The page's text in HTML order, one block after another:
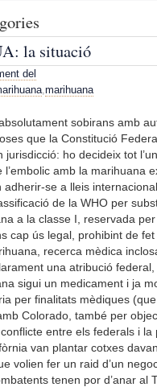
la situació
del
,marihuana
sobirans amb
que la Constitució
ho decideix tot
amb la marihuana
se a lleis
de la WHO per
a la classe I, reservada
cap ús legal, prohibint de
recerca mèdica
una atribució
sigui un medicament i ja
per finalitats mèdiques
Colorado, també per
entre els federals i la
van plantar cotxes
volien fer un raid d’un
tenen por d’anar al